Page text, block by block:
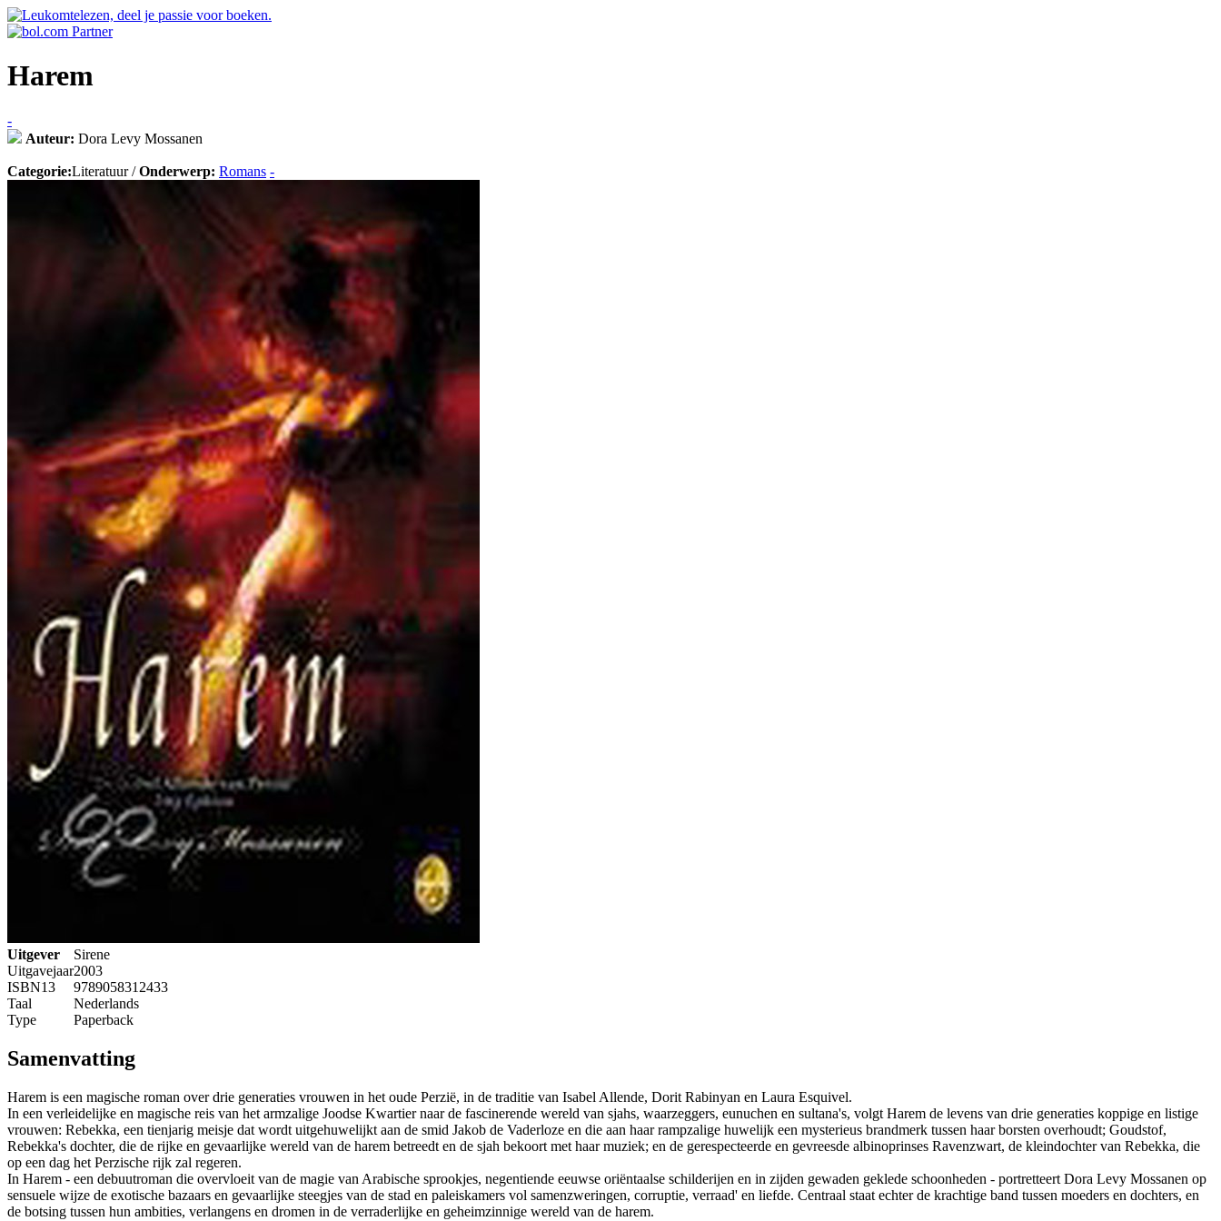
Harem
-
Auteur: Dora Levy Mossanen
Categorie:Literatuur /Onderwerp: Romans -
Uitgever
Sirene
Uitgavejaar2003
ISBN13
9789058312433
Taal
Nederlands
Type
Paperback
Samenvatting
Harem is een magische roman over drie generaties vrouwen in het oude Perzië, in de traditie van Isabel Allende, Dorit Rabinyan en Laura Esquivel.
In een verleidelijke en magische reis van het armzalige Joodse Kwartier naar de fascinerende wereld van sjahs, waarzeggers, eunuchen en sultana's, volgt Harem de levens van drie generaties koppige en listige
vrouwen: Rebekka, een tienjarig meisje dat wordt uitgehuwelijkt aan de smid Jakob de Vaderloze en die aan haar rampzalige huwelijk een mysterieus brandmerk tussen haar borsten overhoudt; Goudstof,
Rebekka's dochter, die de rijke en gevaarlijke wereld van de harem betreedt en de sjah bekoort met haar muziek; en de gerespecteerde en gevreesde albinoprinses Ravenzwart, de kleindochter van Rebekka, die
op een dag het Perzische rijk zal regeren.
In Harem - een debuutroman die overvloeit van de magie van Arabische sprookjes, negentiende eeuwse oriëntaalse schilderijen en in zijden gewaden geklede schoonheden - portretteert Dora Levy Mossanen op
sensuele wijze de exotische bazaars en gevaarlijke steegjes van de stad en paleiskamers vol samenzweringen, corruptie, verraad' en liefde. Centraal staat echter de krachtige band tussen moeders en dochters, en
de botsing tussen hun ambities, verlangens en dromen in de verraderlijke en geheimzinnige wereld van de harem.